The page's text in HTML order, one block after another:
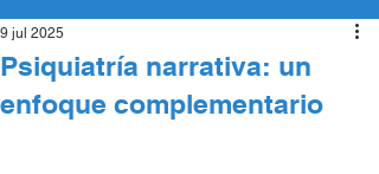
Psiquiatría narrativa: un
enfoque complementario
9 jul 2025